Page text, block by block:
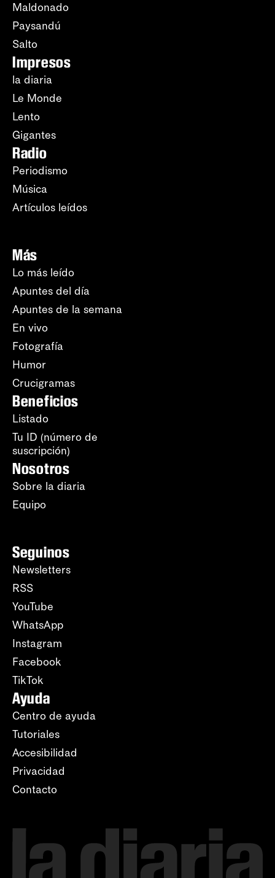
Maldonado
Paysandú
Salto
Impresos
la diaria
Le Monde
Lento
Gigantes
Radio
Periodismo
Música
Artículos leídos
Más
Lo más leído
Apuntes del día
Apuntes de la semana
En vivo
Fotografía
Humor
Crucigramas
Beneficios
Listado
Tu ID (número de
suscripción)
Nosotros
Sobre la diaria
Equipo
Seguinos
Newsletters
RSS
YouTube
WhatsApp
Instagram
Facebook
TikTok
Ayuda
Centro de ayuda
Tutoriales
Accesibilidad
Privacidad
Contacto